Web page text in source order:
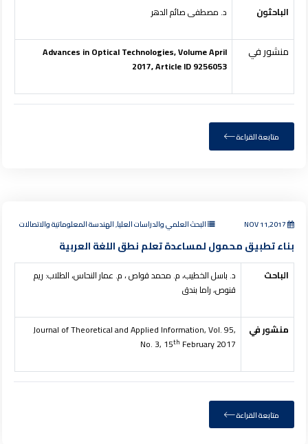
الباحثون د. مصطفى صائم الدهر
منشور في
Advances in Optical Technologies, Volume April
2017, Article ID 9256053
متابعة القراءة
البحث العلمي والدراسات العليا, الهندسة المعلوماتية والاتصالات
بناء تطبيق محمول لمساعدة تعلم نطق اللغة العربية
الباحث
د. باسل الخطيب، م. محمد قواص ، م. عمار النحاس، الطلاب: ريم
قنوص، راما بندق
منشور في
Journal of Theoretical and Applied Information, Vol. 95,
No. 3, 15th February 2017
متابعة القراءة